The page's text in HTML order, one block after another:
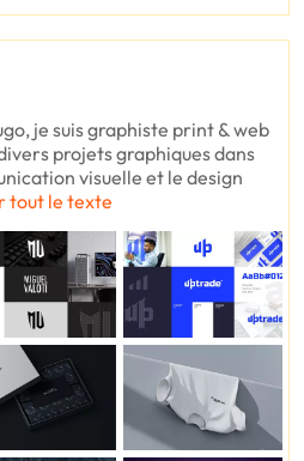
je suis graphiste print & web
projets graphiques dans
visuelle et le design
tout le texte